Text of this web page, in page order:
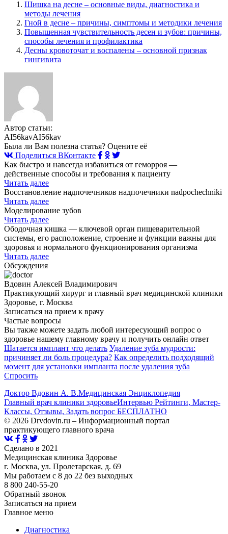
Шишка на десне – основные виды, диагностика и
методы лечения
Гной в десне – причины, симптомы и методики лечения
Повышенная чувствительность десен и зубов: причины,
способы лечения и профилактика
Десны кровоточат и воспалены – основной признак
гингивита
Автор статьи:
AI56kavAI56kav
Была ли Вам полезна статья? Оцените её
Поделиться ВКонтакте
Как быстро и навсегда избавиться от геморроя —
действенные способы и требования к пациенту
Читать далее
Восстановление надпочечников надпочечники nadpochechniki
Читать далее
Моделирование зубов
Читать далее
Ободочная кишка — ключевой орган пищеварительной
системы, его расположение, строение и функции важны для
здоровья и нормального функционирования организма
Читать далее
Обсуждения
Вдовин Алексей Владимирович
Практикующий хирург и главный врач медицинской клиники
Здоровье, г. Москва
Записаться на прием к врачу
Частые вопросы
Вы также можете задать любой интересующий вопрос о
здоровье нашему главному врачу и получить онлайн ответ
Шатается имплант что делать Удаление зуба мудрости:
причиняет ли боль процедура? Как определить подходящий
момент для установки импланта после удаления зуба
Спросить
Доктор Вдовин А. В.Медицинская Энциклопедия
Главный врач клиники здоровьеИнтервью Рейтинги, Мастер-
Классы, Отзывы, Задать вопрос БЕСПЛАТНО
© 2026 Drvdovin.ru – Информационный портал
практикующего главного врача
Сделано в 2021
Медицинская клиника Здоровье
г. Москва, ул. Пролетарская, д. 69
Мы работаем с 8 до 22 без выходных
8 800 240-55-20
Обратный звонок
Записаться на прием
Главное меню
Диагностика